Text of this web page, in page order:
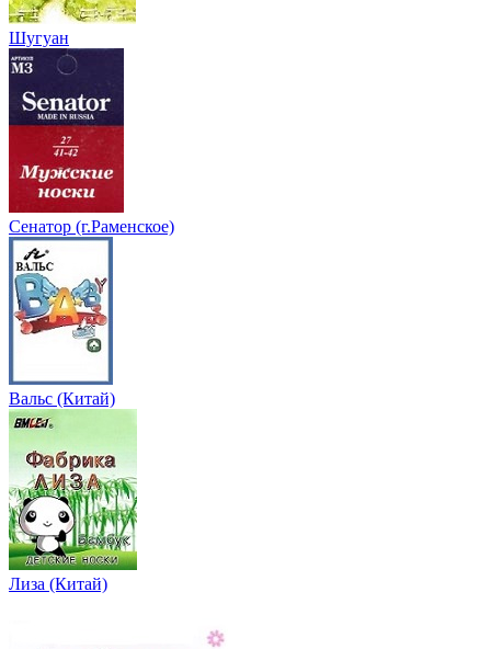
Шугуан
Сенатор (г.Раменское)
Вальс (Китай)
Лиза (Китай)